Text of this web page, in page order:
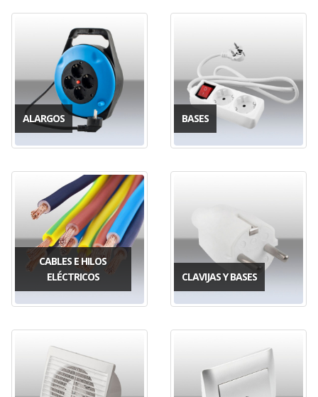
ALARGOS BASES
CABLES E HILOS
ELÉCTRICOS
CLAVIJAS Y BASES